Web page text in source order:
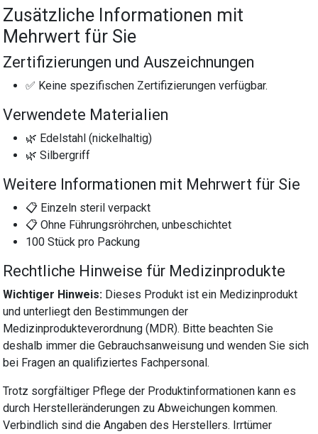
Zusätzliche Informationen mit
Mehrwert für Sie
Zertifizierungen und Auszeichnungen
✅ Keine spezifischen Zertifizierungen verfügbar.
Verwendete Materialien
🌿 Edelstahl (nickelhaltig)
🌿 Silbergriff
Weitere Informationen mit Mehrwert für Sie
📋 Einzeln steril verpackt
📋 Ohne Führungsröhrchen, unbeschichtet
100 Stück pro Packung
Rechtliche Hinweise für Medizinprodukte
Wichtiger Hinweis: Dieses Produkt ist ein Medizinprodukt
und unterliegt den Bestimmungen der
Medizinprodukteverordnung (MDR). Bitte beachten Sie
deshalb immer die Gebrauchsanweisung und wenden Sie sich
bei Fragen an qualifiziertes Fachpersonal.
Trotz sorgfältiger Pflege der Produktinformationen kann es
durch Herstelleränderungen zu Abweichungen kommen.
Verbindlich sind die Angaben des Herstellers. Irrtümer